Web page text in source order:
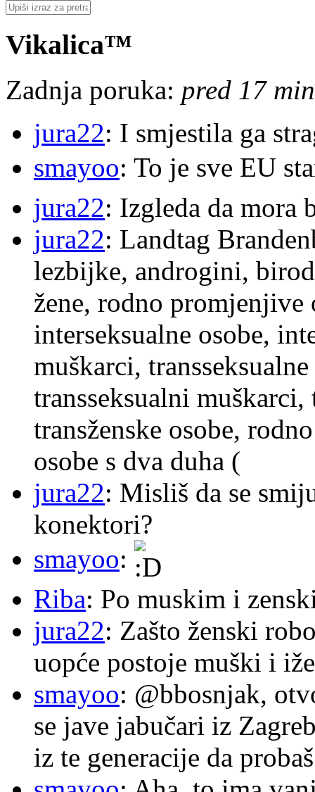
Vikalica™
Zadnja poruka: pred 17
jura22: I smjestila ga
smayoo: To je sve EU
jura22: Izgleda da mora
jura22: Landtag
lezbijke, androgini,
žene, rodno
interseksualne osobe,
muškarci,
transseksualni muškarci,
transženske osobe,
osobe s dva duha (
jura22: Misliš da se
konektori?
smayoo:
Riba: Po muskim i
jura22: Zašto ženski
uopće postoje muški i
smayoo: @bbosnjak,
se jave jabučari iz
iz te generacije da